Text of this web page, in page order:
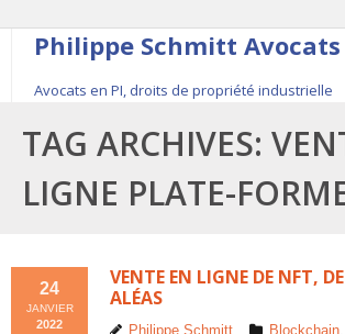
Philippe Schmitt Avocats
Avocats en PI, droits de propriété industrielle
45, rue Saint-Anne, 75001 Paris, +33
54
Contact
Le fondateur
Publications
TAG ARCHIVES:
LIGNE PLATE-
VENTE EN LIGNE DE NFT,
ALÉAS
24
JANVIER
2022 Philippe Schmitt Blockchain,